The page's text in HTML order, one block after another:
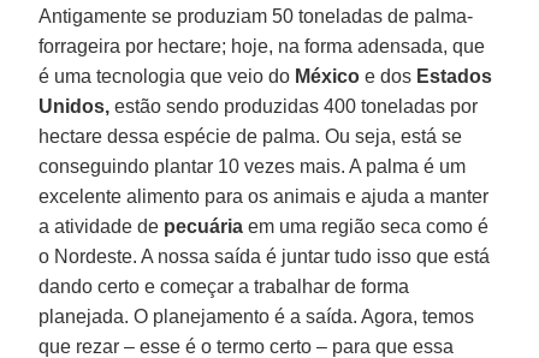
Antigamente se produziam 50 toneladas de palma-
forrageira por hectare; hoje, na forma adensada, que
é uma tecnologia que veio do México e dos Estados
Unidos, estão sendo produzidas 400 toneladas por
hectare dessa espécie de palma. Ou seja, está se
conseguindo plantar 10 vezes mais. A palma é um
excelente alimento para os animais e ajuda a manter
a atividade de pecuária em uma região seca como é
o Nordeste. A nossa saída é juntar tudo isso que está
dando certo e começar a trabalhar de forma
planejada. O planejamento é a saída. Agora, temos
que rezar – esse é o termo certo – para que essa